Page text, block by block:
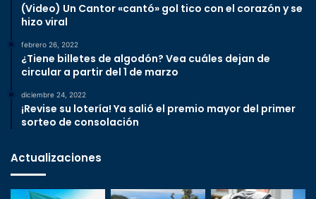
(Video) Un Cantor «cantó» gol tico con el corazón y se
hizo viral
febrero 26, 2022
¿Tiene billetes de algodón? Vea cuáles dejan de
circular a partir del 1 de marzo
diciembre 24, 2022
¡Revise su lotería! Ya salió el premio mayor del primer
sorteo de consolación
Actualizaciones